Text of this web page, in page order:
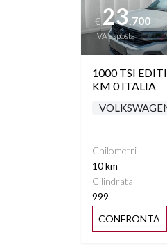
€23.700
IVA esposta
1000 TSI
KM 0 ITALIA
Chilometri
10 km
Cilindrata
999
CONFRONTA